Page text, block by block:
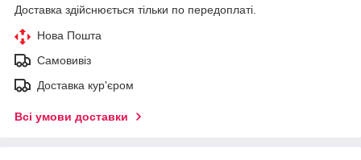
Доставка здійснюється тільки по передоплаті.
Нова Пошта
Самовивіз
Доставка кур'єром
Всі умови доставки